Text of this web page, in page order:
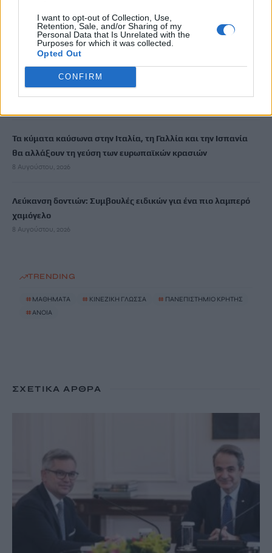
I want to opt-out of Collection, Use,
Retention, Sale, and/or Sharing of my
Personal Data that Is Unrelated with the
Purposes for which it was collected.
Opted Out
CONFIRM
18χρονος έσπασε παγκόσμιο ρεκόρ ως ο νεότερος άνδρας
καθηγητής -Διδάσκει συνομηλίκους του
8 Αυγούστου, 2026
Πότε θα πληρωθούν οι συντάξεις Σεπτεμβρίου
Τα κύματα καύσωνα στην Ιταλία, τη Γαλλία και την Ισπανία
θα αλλάξουν τη γεύση των ευρωπαϊκών κρασιών
8 Αυγούστου, 2026
Λεύκανση δοντιών: Συμβουλές ειδικών για ένα πιο λαμπερό
χαμόγελο
8 Αυγούστου, 2026
TRENDING
# ΜΑΘΗΜΑΤΑ # ΚΙΝΕΖΙΚΗ ΓΛΩΣΣΑ # ΠΑΝΕΠΙΣΤΗΜΙΟ ΚΡΗΤΗΣ
# ΑΝΟΙΑ
ΣΧΕΤΙΚΆ ΆΡΘΡΑ